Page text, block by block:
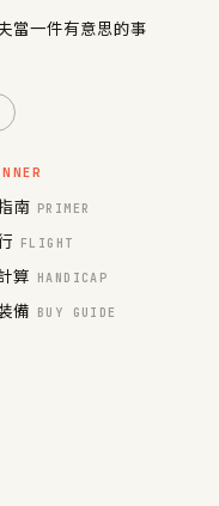
當一件有意思的事
南 PRIMER
FLIGHT
算 HANDICAP
備 BUY GUIDE